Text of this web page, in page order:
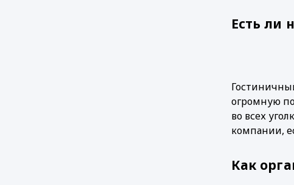
Есть ли
огромную
во всех
компании,
Как